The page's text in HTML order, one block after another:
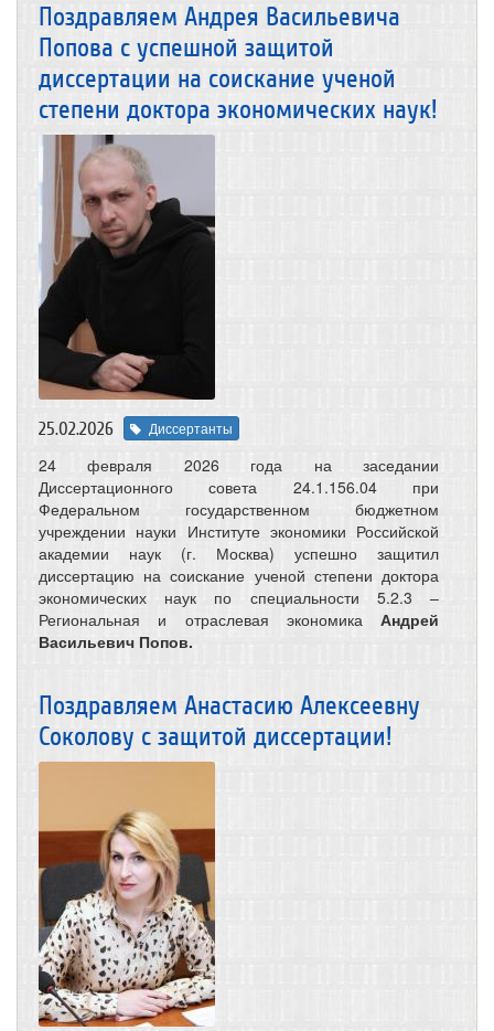
Поздравляем Андрея Васильевича
Попова с успешной защитой
диссертации на соискание ученой
степени доктора экономических наук!
25.02.2026 Диссертанты
24 февраля 2026 года на заседании
Диссертационного совета 24.1.156.04 при
Федеральном государственном бюджетном
учреждении науки Институте экономики Российской
академии наук (г. Москва) успешно защитил
диссертацию на соискание ученой степени доктора
экономических наук по специальности 5.2.3 –
Региональная и отраслевая экономика Андрей
Васильевич Попов.
Поздравляем Анастасию Алексеевну
Соколову с защитой диссертации!